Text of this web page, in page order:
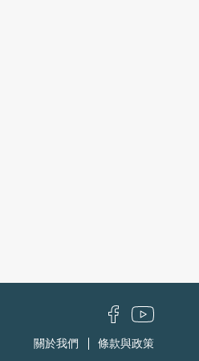
關於我們
條款與政策